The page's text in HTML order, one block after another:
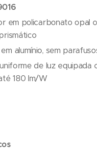
em policarbonato opal
alumínio, sem
de luz equipada
180 lm/W